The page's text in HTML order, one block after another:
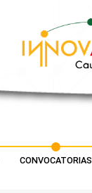
CONVOCATORIAS